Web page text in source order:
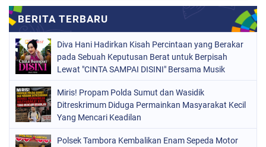
Diva Hani Hadirkan Kisah Percintaan yang Berakar
pada Sebuah Keputusan Berat untuk Berpisah
Lewat "CINTA SAMPAI DISINI" Bersama Musik
Miris! Propam Polda Sumut dan Wasidik
Ditreskrimum Diduga Permainkan Masyarakat Kecil
Yang Mencari Keadilan
Polsek Tambora Kembalikan Enam Sepeda Motor